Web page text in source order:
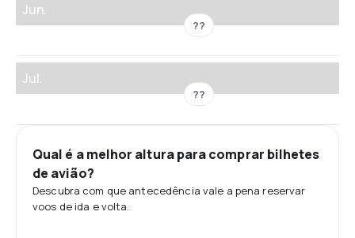
Jun.
??
Jul.
??
Qual é a melhor altura para comprar bilhetes
de avião?
Descubra com que antecedência vale a pena reservar
voos de ida e volta.